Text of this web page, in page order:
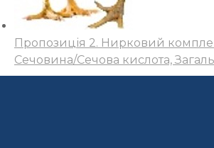
Пропозиція 2. Нирковий
Сечовина/Сечова кислота,